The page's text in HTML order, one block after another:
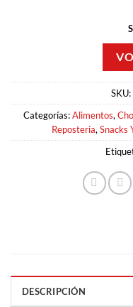
SKU:
Categorías:Alimentos,
Reposteria,Snacks
DESCRIPCIÓN